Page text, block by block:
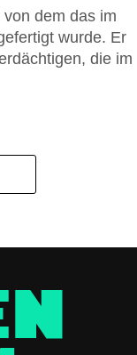
dem das im
wurde. Er
die im